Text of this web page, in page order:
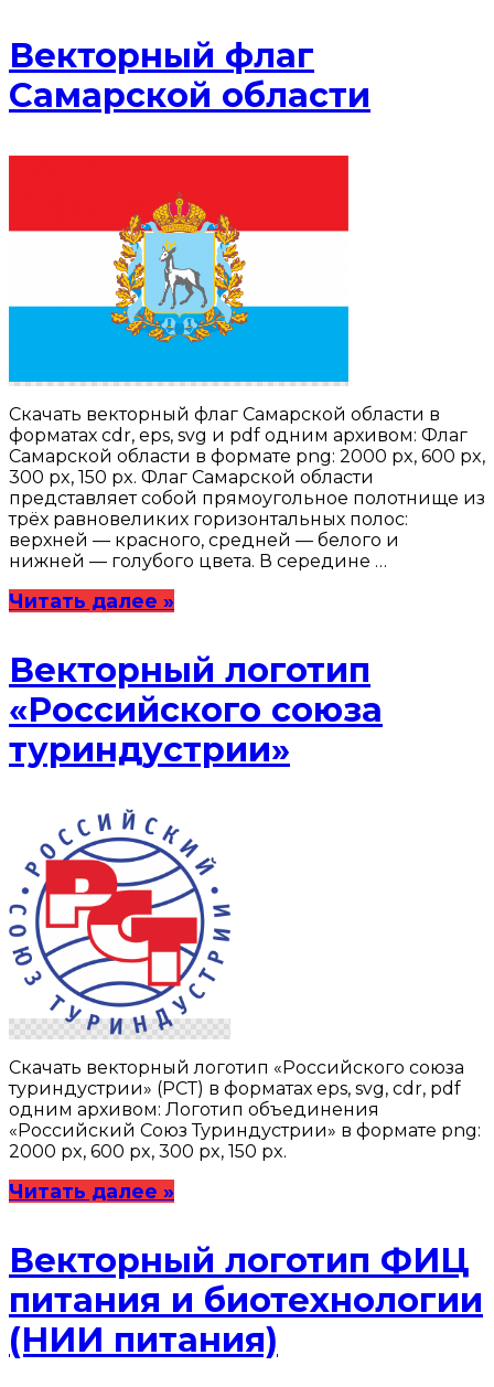
Векторный флаг
Самарской области
Скачать векторный флаг Самарской области в
форматах cdr, eps, svg и pdf одним архивом: Флаг
Самарской области в формате png: 2000 px, 600 px,
300 px, 150 px. Флаг Самарской области
представляет собой прямоугольное полотнище из
трёх равновеликих горизонтальных полос:
верхней — красного, средней — белого и
нижней — голубого цвета. В середине …
Читать далее »
Векторный логотип
«Российского союза
туриндустрии»
Скачать векторный логотип «Российского союза
туриндустрии» (РСТ) в форматах eps, svg, cdr, pdf
одним архивом: Логотип объединения
«Российский Союз Туриндустрии» в формате png:
2000 px, 600 px, 300 px, 150 px.
Читать далее »
Векторный логотип ФИЦ
питания и биотехнологии
(НИИ питания)